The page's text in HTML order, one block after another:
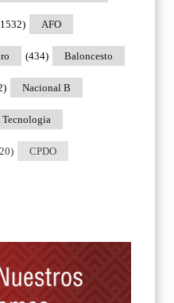
AFO
Baloncesto
(434)
Nacional B
Tecnologia
CPDO